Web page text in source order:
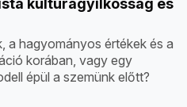
kultúragyilkosság és
a hagyományos értékek és a
korában, vagy egy
épül a szemünk előtt?